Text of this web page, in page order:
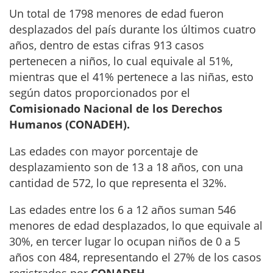
Un total de 1798 menores de edad fueron
desplazados del país durante los últimos cuatro
años, dentro de estas cifras 913 casos
pertenecen a niños, lo cual equivale al 51%,
mientras que el 41% pertenece a las niñas, esto
según datos proporcionados por el
Comisionado Nacional de los Derechos
Humanos (CONADEH).
Las edades con mayor porcentaje de
desplazamiento son de 13 a 18 años, con una
cantidad de 572, lo que representa el 32%.
Las edades entre los 6 a 12 años suman 546
menores de edad desplazados, lo que equivale al
30%, en tercer lugar lo ocupan niños de 0 a 5
años con 484, representando el 27% de los casos